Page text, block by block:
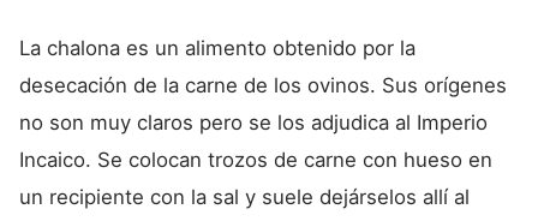
La chalona es un alimento obtenido por la
desecación de la carne de los ovinos. Sus orígenes
no son muy claros pero se los adjudica al Imperio
Incaico. Se colocan trozos de carne con hueso en
un recipiente con la sal y suele dejárselos allí al